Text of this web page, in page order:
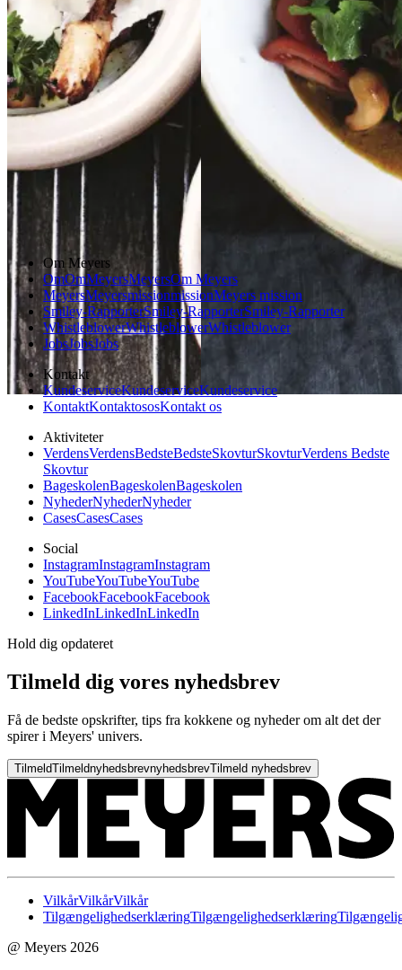
Frokost
Morgenmad
Glutenfri
Sommermad
Efterårsmad
Vintermad
Vintermad
Asiatisk mad
Om Meyers
OmOmMeyersMeyersOm Meyers
MeyersMeyersmissionmissionMeyers mission
Smiley-RapporterSmiley-RapporterSmiley-Rapporter
WhistleblowerWhistleblowerWhistleblower
JobsJobsJobs
Kontakt
KundeserviceKundeserviceKundeservice
KontaktKontaktososKontakt os
Aktiviteter
VerdensVerdensBedsteBedsteSkovturSkovturVerdens Bedste
Skovtur
BageskolenBageskolenBageskolen
NyhederNyhederNyheder
CasesCasesCases
Social
InstagramInstagramInstagram
YouTubeYouTubeYouTube
FacebookFacebookFacebook
LinkedInLinkedInLinkedIn
Hold dig opdateret
Tilmeld dig vores nyhedsbrev
Få de bedste opskrifter, tips fra kokkene og nyheder om alt det der
spirer i Meyers' univers.
TilmeldTilmeldnyhedsbrevnyhedsbrevTilmeld nyhedsbrev
VilkårVilkårVilkår
TilgængelighedserklæringTilgængelighedserklæring
@ Meyers 2026